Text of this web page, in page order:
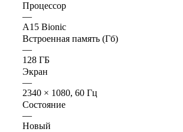
Процессор
—
A15 Bionic
Встроенная память (Гб)
—
128 ГБ
Экран
—
2340 × 1080, 60 Гц
Состояние
—
Новый